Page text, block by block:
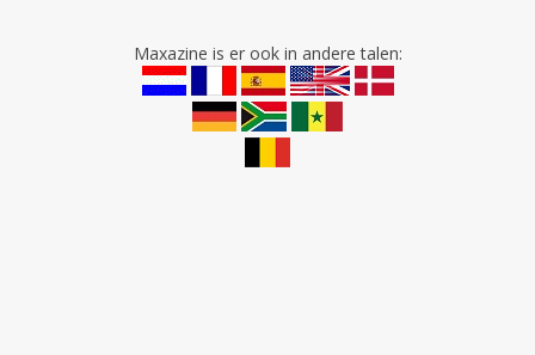
Maxazine is er ook in andere talen: